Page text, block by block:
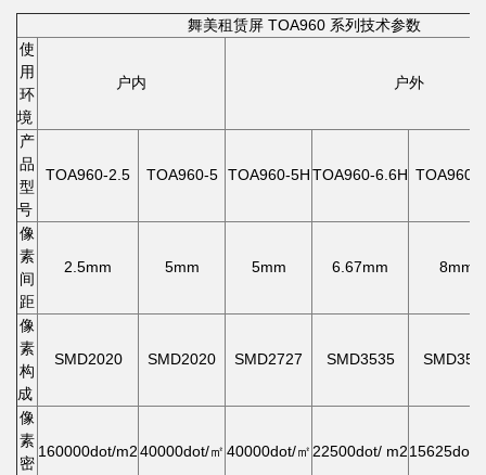
舞美租赁屏 TOA960 系列技术参数
使
用
环
境
户内 户外
产
品
型
号
TOA960-2.5 TOA960-5 TOA960-5HTOA960-6.6H TOA960-
像
素
间
距
2.5mm 5mm 5mm 6.67mm 8mm
像
素
构
成
SMD2020 SMD2020 SMD2727 SMD3535
像
素
密
160000dot/m240000dot/㎡ 40000dot/㎡ 22500dot/ m215625dot/